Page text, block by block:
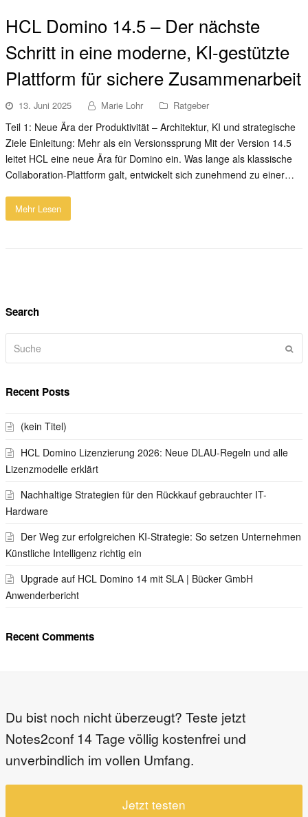
HCL Domino 14.5 – Der nächste
Schritt in eine moderne, KI-gestützte
Plattform für sichere Zusammenarbeit
13. Juni 2025 Marie Lohr Ratgeber
Teil 1: Neue Ära der Produktivität – Architektur, KI und strategische
Ziele Einleitung: Mehr als ein Versionssprung Mit der Version 14.5
leitet HCL eine neue Ära für Domino ein. Was lange als klassische
Collaboration-Plattform galt, entwickelt sich zunehmend zu einer…
Mehr Lesen
Search
Recent Posts
(kein Titel)
HCL Domino Lizenzierung 2026: Neue DLAU-Regeln und alle
Lizenzmodelle erklärt
Nachhaltige Strategien für den Rückkauf gebrauchter IT-
Hardware
Der Weg zur erfolgreichen KI-Strategie: So setzen Unternehmen
Künstliche Intelligenz richtig ein
Upgrade auf HCL Domino 14 mit SLA | Bücker GmbH
Anwenderbericht
Recent Comments
Du bist noch nicht überzeugt? Teste jetzt
Notes2conf 14 Tage völlig kostenfrei und
unverbindlich im vollen Umfang.
Jetzt testen